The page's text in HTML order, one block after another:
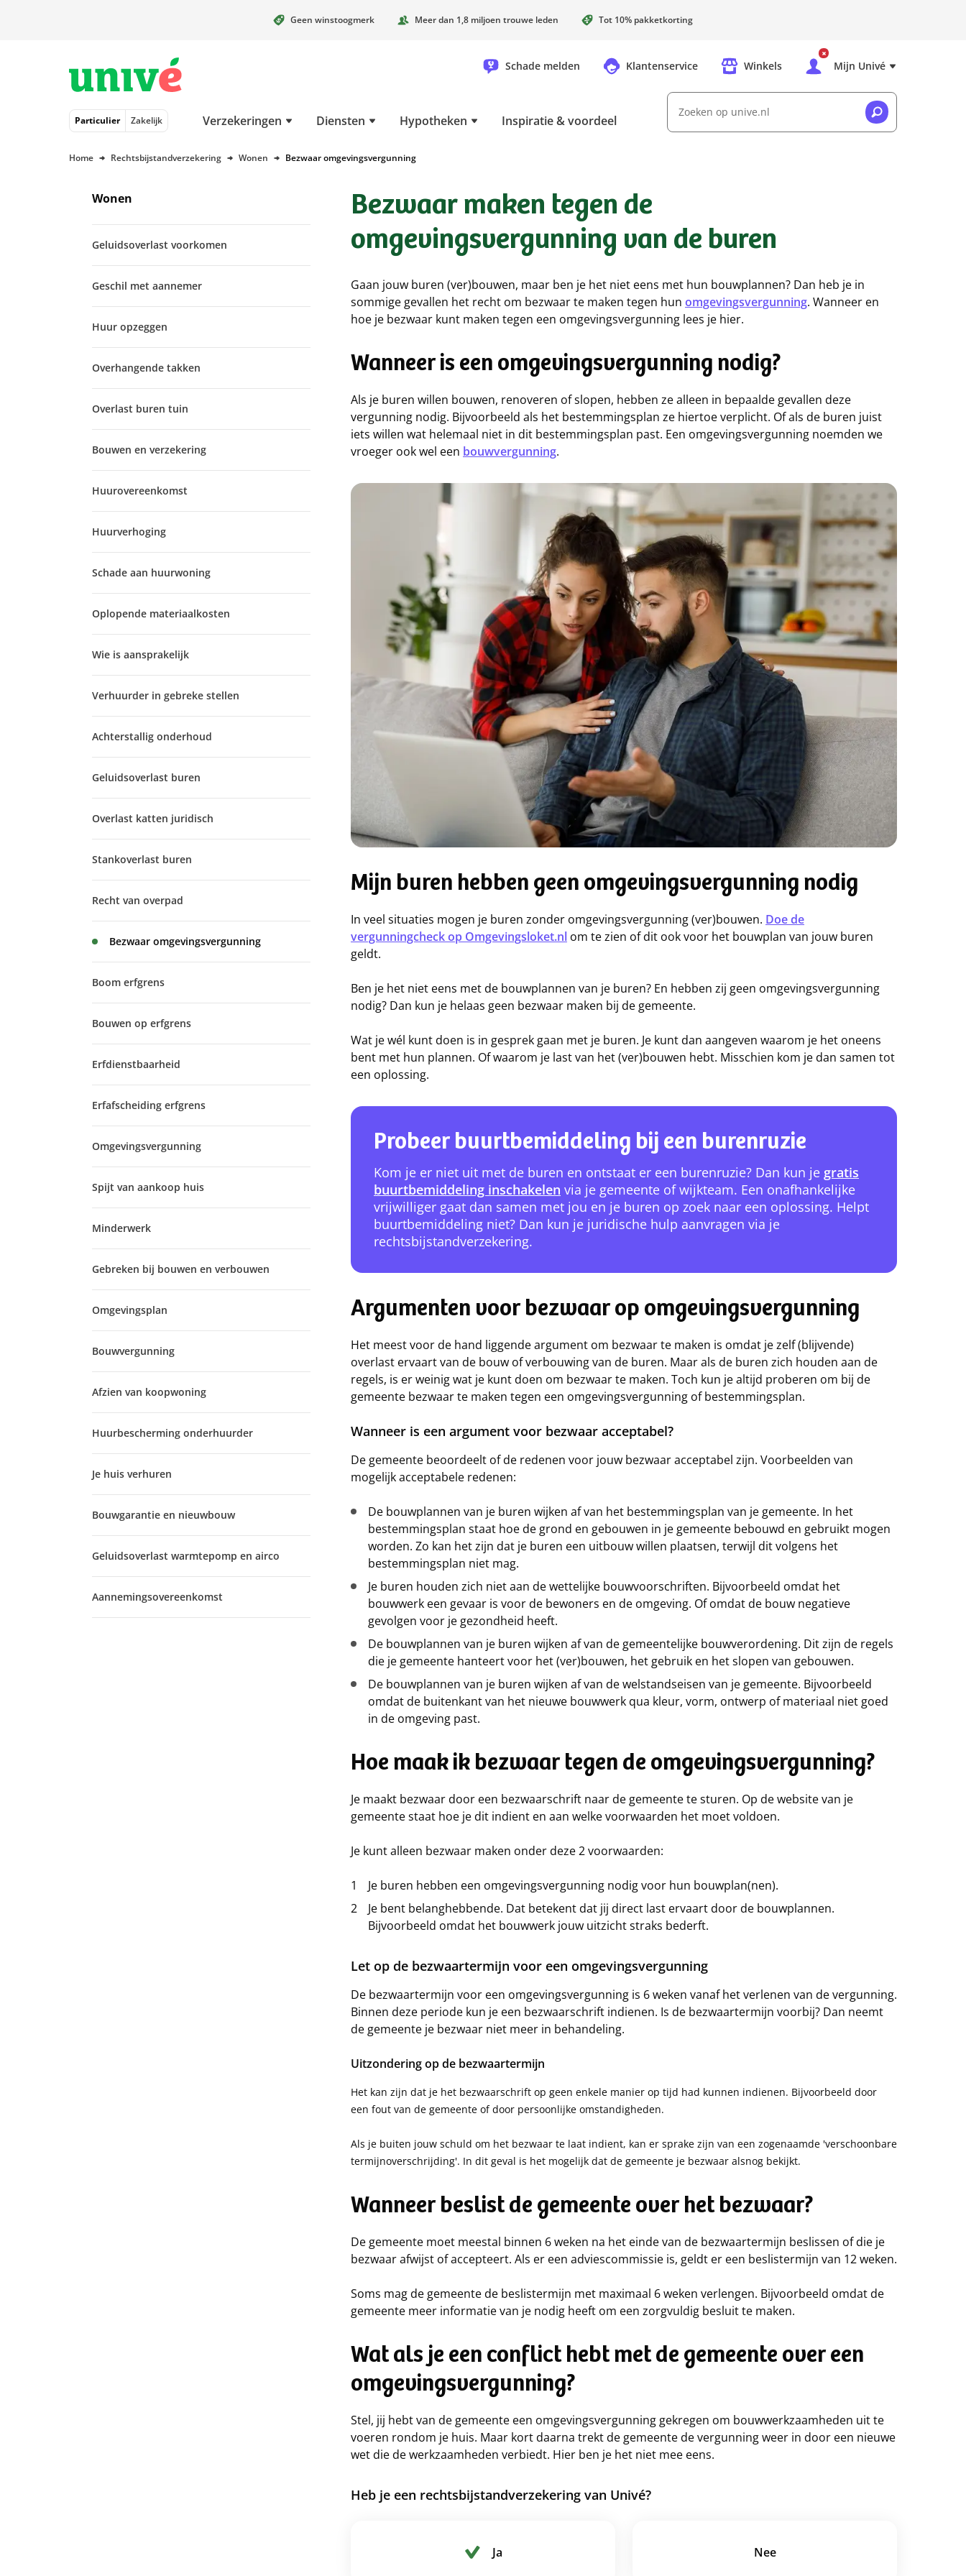
Geen winstoogmerk Meer dan 1,8 miljoen trouwe leden Tot 10% pakketkorting
Schade melden Klantenservice Winkels Mijn Univé
Particulier Zakelijk Verzekeringen Diensten Hypotheken Inspiratie & voordeel
Zoeken op unive.nl
Home Rechtsbijstandverzekering Wonen Bezwaar omgevingsvergunning
Wonen
Geluidsoverlast voorkomen
Geschil met aannemer
Huur opzeggen
Overhangende takken
Overlast buren tuin
Bouwen en verzekering
Huurovereenkomst
Huurverhoging
Schade aan huurwoning
Oplopende materiaalkosten
Wie is aansprakelijk
Verhuurder in gebreke stellen
Achterstallig onderhoud
Geluidsoverlast buren
Overlast katten juridisch
Stankoverlast buren
Recht van overpad
Bezwaar omgevingsvergunning
Boom erfgrens
Bouwen op erfgrens
Erfdienstbaarheid
Erfafscheiding erfgrens
Omgevingsvergunning
Spijt van aankoop huis
Minderwerk
Gebreken bij bouwen en verbouwen
Omgevingsplan
Bouwvergunning
Afzien van koopwoning
Huurbescherming onderhuurder
Je huis verhuren
Bouwgarantie en nieuwbouw
Geluidsoverlast warmtepomp en airco
Aannemingsovereenkomst
Bezwaar maken tegen de
omgevingsvergunning van de buren
Gaan jouw buren (ver)bouwen, maar ben je het niet eens met hun bouwplannen? Dan heb je in
sommige gevallen het recht om bezwaar te maken tegen hun omgevingsvergunning. Wanneer en
hoe je bezwaar kunt maken tegen een omgevingsvergunning lees je hier.
Wanneer is een omgevingsvergunning nodig?
Als je buren willen bouwen, renoveren of slopen, hebben ze alleen in bepaalde gevallen deze
vergunning nodig. Bijvoorbeeld als het bestemmingsplan ze hiertoe verplicht. Of als de buren juist
iets willen wat helemaal niet in dit bestemmingsplan past. Een omgevingsvergunning noemden we
vroeger ook wel een bouwvergunning.
Mijn buren hebben geen omgevingsvergunning nodig
In veel situaties mogen je buren zonder omgevingsvergunning (ver)bouwen. Doe de
vergunningcheck op Omgevingsloket.nl om te zien of dit ook voor het bouwplan van jouw buren
geldt.
Ben je het niet eens met de bouwplannen van je buren? En hebben zij geen omgevingsvergunning
nodig? Dan kun je helaas geen bezwaar maken bij de gemeente.
Wat je wél kunt doen is in gesprek gaan met je buren. Je kunt dan aangeven waarom je het oneens
bent met hun plannen. Of waarom je last van het (ver)bouwen hebt. Misschien kom je dan samen tot
een oplossing.
Probeer buurtbemiddeling bij een burenruzie
Kom je er niet uit met de buren en ontstaat er een burenruzie? Dan kun je gratis
buurtbemiddeling inschakelen via je gemeente of wijkteam. Een onafhankelijke
vrijwilliger gaat dan samen met jou en je buren op zoek naar een oplossing. Helpt
buurtbemiddeling niet? Dan kun je juridische hulp aanvragen via je
rechtsbijstandverzekering.
Argumenten voor bezwaar op omgevingsvergunning
Het meest voor de hand liggende argument om bezwaar te maken is omdat je zelf (blijvende)
overlast ervaart van de bouw of verbouwing van de buren. Maar als de buren zich houden aan de
regels, is er weinig wat je kunt doen om bezwaar te maken. Toch kun je altijd proberen om bij de
gemeente bezwaar te maken tegen een omgevingsvergunning of bestemmingsplan.
Wanneer is een argument voor bezwaar acceptabel?
De gemeente beoordeelt of de redenen voor jouw bezwaar acceptabel zijn. Voorbeelden van
mogelijk acceptabele redenen:
De bouwplannen van je buren wijken af van het bestemmingsplan van je gemeente. In het
bestemmingsplan staat hoe de grond en gebouwen in je gemeente bebouwd en gebruikt mogen
worden. Zo kan het zijn dat je buren een uitbouw willen plaatsen, terwijl dit volgens het
bestemmingsplan niet mag.
Je buren houden zich niet aan de wettelijke bouwvoorschriften. Bijvoorbeeld omdat het
bouwwerk een gevaar is voor de bewoners en de omgeving. Of omdat de bouw negatieve
gevolgen voor je gezondheid heeft.
De bouwplannen van je buren wijken af van de gemeentelijke bouwverordening. Dit zijn de regels
die je gemeente hanteert voor het (ver)bouwen, het gebruik en het slopen van gebouwen.
De bouwplannen van je buren wijken af van de welstandseisen van je gemeente. Bijvoorbeeld
omdat de buitenkant van het nieuwe bouwwerk qua kleur, vorm, ontwerp of materiaal niet goed
in de omgeving past.
Hoe maak ik bezwaar tegen de omgevingsvergunning?
Je maakt bezwaar door een bezwaarschrift naar de gemeente te sturen. Op de website van je
gemeente staat hoe je dit indient en aan welke voorwaarden het moet voldoen.
Je kunt alleen bezwaar maken onder deze 2 voorwaarden:
Je buren hebben een omgevingsvergunning nodig voor hun bouwplan(nen).
Je bent belanghebbende. Dat betekent dat jij direct last ervaart door de bouwplannen.
Bijvoorbeeld omdat het bouwwerk jouw uitzicht straks bederft.
Let op de bezwaartermijn voor een omgevingsvergunning
De bezwaartermijn voor een omgevingsvergunning is 6 weken vanaf het verlenen van de vergunning.
Binnen deze periode kun je een bezwaarschrift indienen. Is de bezwaartermijn voorbij? Dan neemt
de gemeente je bezwaar niet meer in behandeling.
Uitzondering op de bezwaartermijn
Het kan zijn dat je het bezwaarschrift op geen enkele manier op tijd had kunnen indienen. Bijvoorbeeld door
een fout van de gemeente of door persoonlijke omstandigheden.
Als je buiten jouw schuld om het bezwaar te laat indient, kan er sprake zijn van een zogenaamde 'verschoonbare
termijnoverschrijding'. In dit geval is het mogelijk dat de gemeente je bezwaar alsnog bekijkt.
Wanneer beslist de gemeente over het bezwaar?
De gemeente moet meestal binnen 6 weken na het einde van de bezwaartermijn beslissen of die je
bezwaar afwijst of accepteert. Als er een adviescommissie is, geldt er een beslistermijn van 12 weken.
Soms mag de gemeente de beslistermijn met maximaal 6 weken verlengen. Bijvoorbeeld omdat de
gemeente meer informatie van je nodig heeft om een zorgvuldig besluit te maken.
Wat als je een conflict hebt met de gemeente over een
omgevingsvergunning?
Stel, jij hebt van de gemeente een omgevingsvergunning gekregen om bouwwerkzaamheden uit te
voeren rondom je huis. Maar kort daarna trekt de gemeente de vergunning weer in door een nieuwe
wet die de werkzaamheden verbiedt. Hier ben je het niet mee eens.
Heb je een rechtsbijstandverzekering van Univé?
Ja Nee